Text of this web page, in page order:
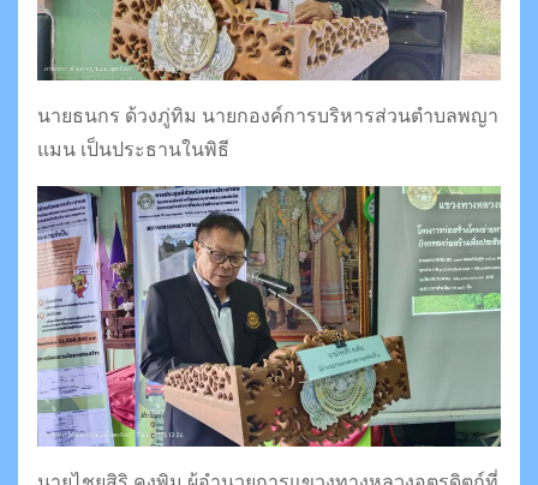
นายธนกร ด้วงภู่ทิม นายกองค์การบริหารส่วนตำบลพญา
แมน เป็นประธานในพิธี